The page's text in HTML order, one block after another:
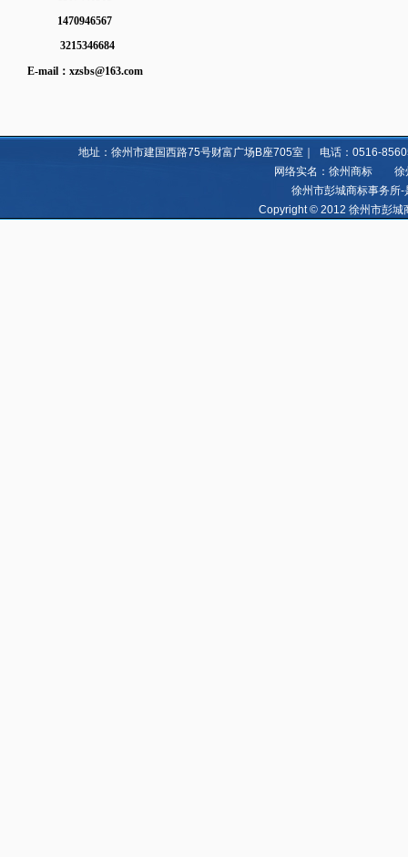
1470946567
3215346684
E-mail： xzsbs@163.com
地址：徐州市建国西路75号财富广场B座705室｜ 电话：0516-
网络实名：徐州商标 徐
徐州市彭城商标事务所-
Copyright © 2012 徐州市彭